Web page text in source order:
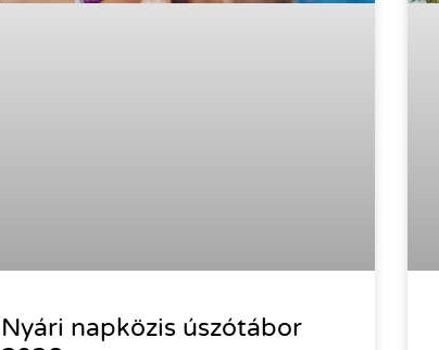
Nyári napközis úszótábor